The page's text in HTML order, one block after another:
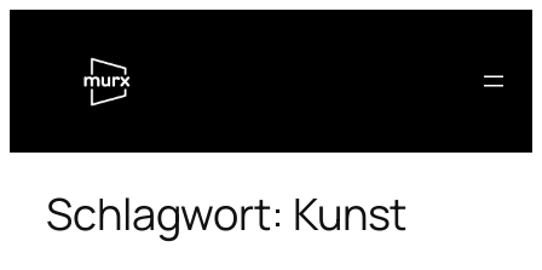
springen
Schlagwort: Kunst